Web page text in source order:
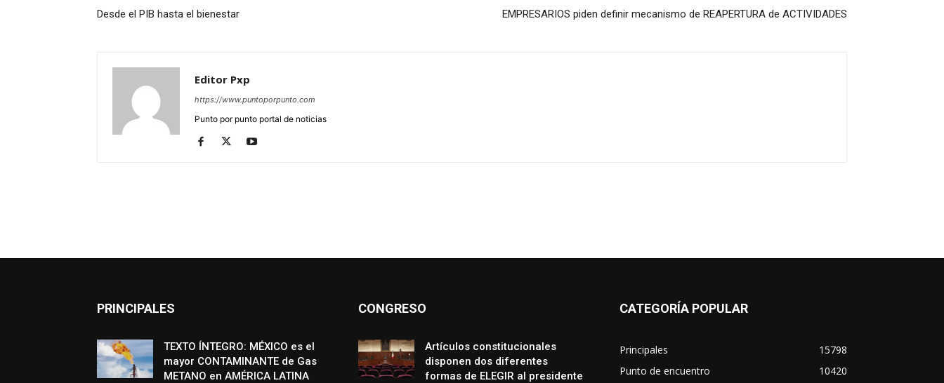
Desde el PIB hasta el bienestar EMPRESARIOS piden definir mecanismo de REAPERTURA de ACTIVIDADES
Editor Pxp
https://www.puntoporpunto.com
Punto por punto portal de noticias
PRINCIPALES
TEXTO ÍNTEGRO: MÉXICO es el
mayor CONTAMINANTE de Gas
METANO en AMÉRICA LATINA
CONGRESO
Artículos constitucionales
disponen dos diferentes
formas de ELEGIR al presidente
CATEGORÍA POPULAR
Principales
15798
Punto de encuentro
10420